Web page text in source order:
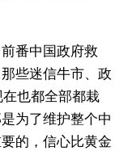
番中国政府救
些迷信牛市、政
也都全部都栽
为了维护整个中
的，信心比黄金